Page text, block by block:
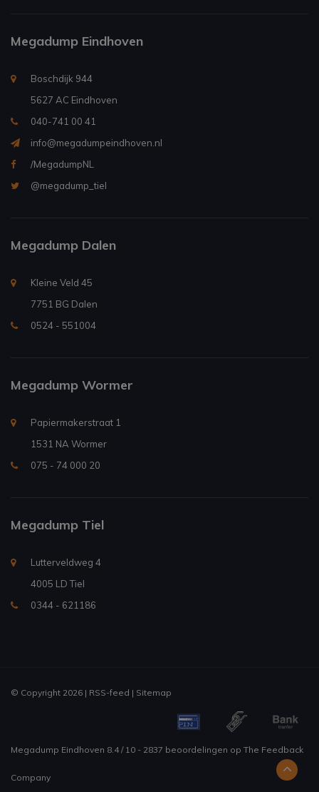
Megadump Eindhoven
Boschdijk 944
5627 AC Eindhoven
040-741 00 41
info@megadumpeindhoven.nl
/MegadumpNL
@megadump_tiel
Megadump Dalen
Kleine Veld 45
7751 BG Dalen
0524 - 551004
Megadump Wormer
Papiermakerstraat 1
1531 NA Wormer
075 - 74 000 20
Megadump Tiel
Lutterveldweg 4
4005 LD Tiel
0344 - 621186
© Copyright 2026 | RSS-feed | Sitemap
Megadump Eindhoven 8.4/ 10 - 2837 beoordelingen op The Feedback
Company